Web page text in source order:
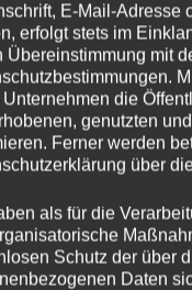
schnell zu einer
eine
Linkedin
E-Mail-Adresse
erfolgt stets im
Übereinstimmung mit
Unternehmen die
genutzten
Ferner werden
über
als für die
Schutz der über
Daten